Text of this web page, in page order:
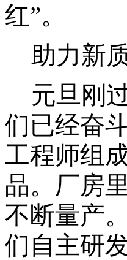
红”。
助力新
元旦刚
们已经奋
工程师组
品。厂房
不断量产。
们自主研